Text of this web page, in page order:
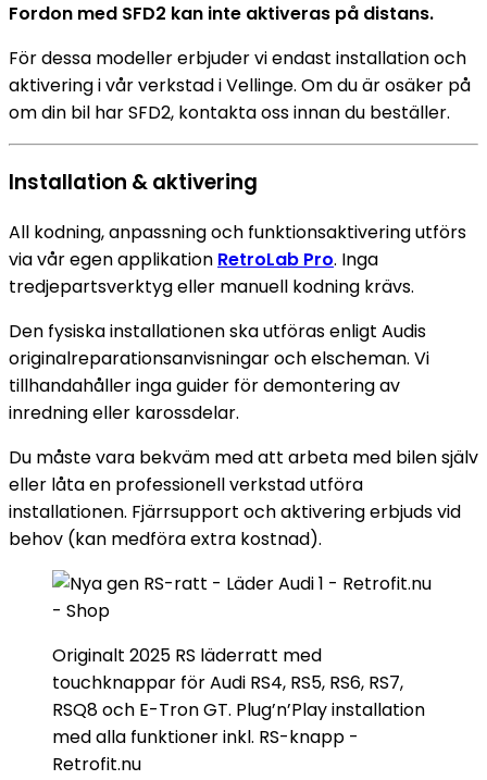
Fordon med SFD2 kan inte aktiveras på distans.
För dessa modeller erbjuder vi endast installation och
aktivering i vår verkstad i Vellinge. Om du är osäker på
om din bil har SFD2, kontakta oss innan du beställer.
Installation & aktivering
All kodning, anpassning och funktionsaktivering utförs
via vår egen applikation RetroLab Pro. Inga
tredjepartsverktyg eller manuell kodning krävs.
Den fysiska installationen ska utföras enligt Audis
originalreparationsanvisningar och elscheman. Vi
tillhandahåller inga guider för demontering av
inredning eller karossdelar.
Du måste vara bekväm med att arbeta med bilen själv
eller låta en professionell verkstad utföra
installationen. Fjärrsupport och aktivering erbjuds vid
behov (kan medföra extra kostnad).
Originalt 2025 RS läderratt med
touchknappar för Audi RS4, RS5, RS6, RS7,
RSQ8 och E-Tron GT. Plug’n’Play installation
med alla funktioner inkl. RS-knapp -
Retrofit.nu